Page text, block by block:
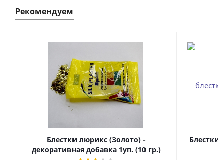
Рекомендуем
Блестки люрикс (Золото) -
декоративная добавка 1уп. (10 гр.)